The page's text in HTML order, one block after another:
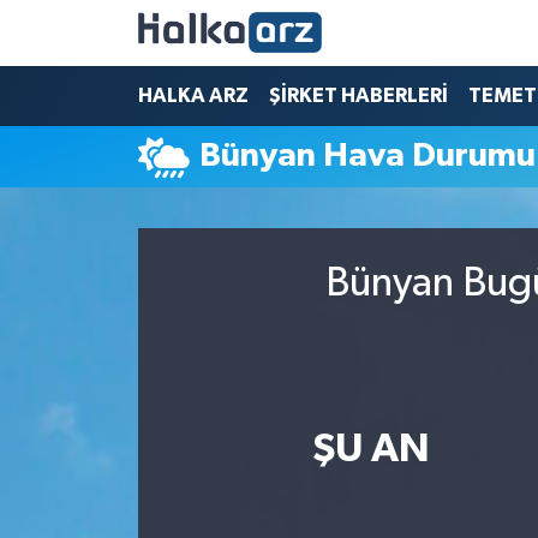
HALKA ARZ ŞİRKET HABERLERİ
Bünyan Hava Durumu
Bünyan
ŞU AN
HALKA ARZ
SERMAYE ARTIRIMI